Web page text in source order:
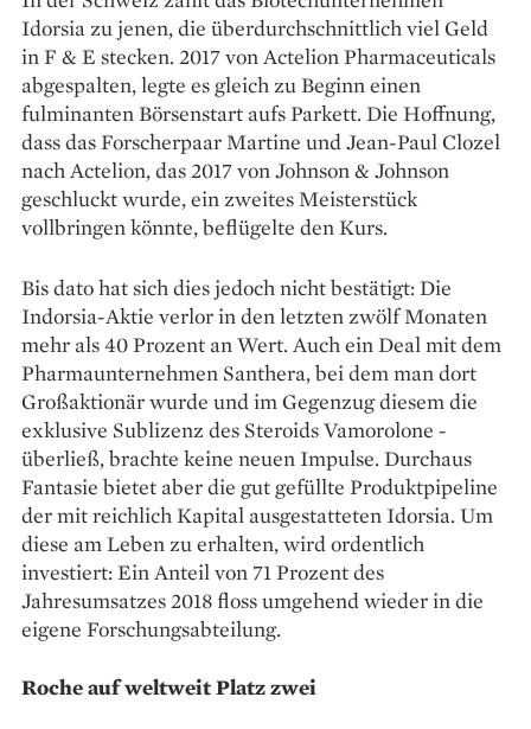
Idorsia zu ­jenen, die überdurchschnittlich viel Geld
in F & E stecken. 2017 von ­Actelion Pharmaceuticals
abgespalten, ­legte es gleich zu Beginn einen
fulminanten Börsenstart aufs Parkett. Die Hoffnung,
dass das Forscherpaar Martine und Jean-Paul Clozel
nach Actelion, das 2017 von Johnson & Johnson
geschluckt wurde, ein zweites Meisterstück
vollbringen könnte, beflügelte den Kurs.
Bis dato hat sich dies jedoch nicht bestätigt: Die
Indorsia-­Aktie verlor in den letzten zwölf ­Monaten
mehr als 40 Prozent an Wert. Auch ein Deal mit dem
Pharmaunternehmen Santhera, bei dem man dort
Großaktionär wurde und im Gegenzug diesem die
exklusive ­Sublizenz des Steroids Vamorolone ­
überließ, brachte keine neuen Impulse. Durchaus
Fantasie bietet aber die gut gefüllte Produktpipeline
der mit reichlich Kapital ausgestatteten Idorsia. Um
diese am Leben zu erhalten, wird ordentlich
investiert: Ein Anteil von 71 Prozent des
Jahresumsatzes 2018 floss umgehend wieder in die
eigene Forschungs­abteilung.
Roche auf weltweit Platz zwei